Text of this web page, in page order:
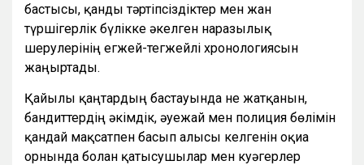
бастысы, қанды тәртіпсіздіктер мен жан
түршігерлік бүлікке әкелген наразылық
шерулерінің егжей-тегжейлі хронологиясын
жаңғыртады.
Қайғылы қаңтардың бастауында не жатқанын,
бандиттердің әкімдік, әуежай мен полиция бөлімін
қандай мақсатпен басып алғысы келгенін оқиға
орнында болған қатысушылар мен куәгерлер